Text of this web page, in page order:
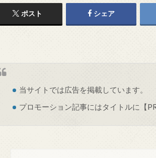
ポスト シェア
当サイトでは広告を掲載しています。
プロモーション記事にはタイトルに【